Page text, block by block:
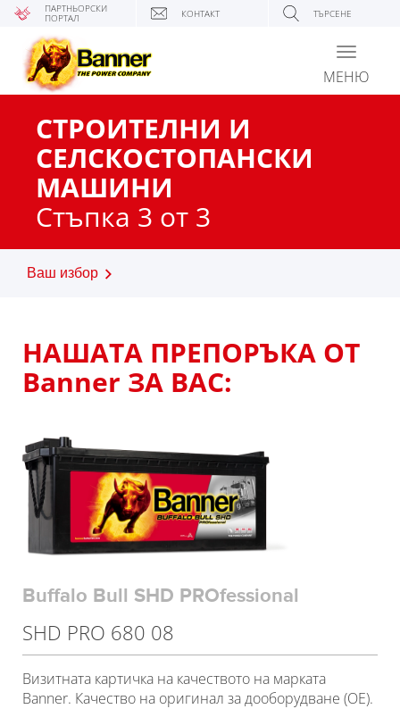
ПАРТНЬОРСКИ
ПОРТАЛ КОНТАКТ ТЪРСЕНЕ
Toggle
МЕНЮ
СТРОИТЕЛНИ И
СЕЛСКОСТОПАНСКИ
МАШИНИ
Стъпка 3 от 3
Ваш избор
НАШАТА ПРЕПОРЪКА ОТ
Banner ЗА ВАС:
Buffalo Bull SHD PROfessional
SHD PRO 680 08
Визитната картичка на качеството на марката
Banner. Качество на оригинал за дооборудване (OE).